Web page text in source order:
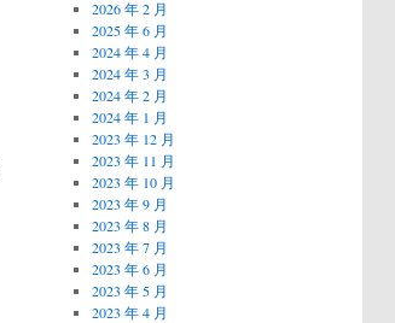
2026 年 2 月
2025 年 6 月
2024 年 4 月
2024 年 3 月
2024 年 2 月
2024 年 1 月
2023 年 12 月
2023 年 11 月
2023 年 10 月
2023 年 9 月
2023 年 8 月
2023 年 7 月
2023 年 6 月
2023 年 5 月
2023 年 4 月